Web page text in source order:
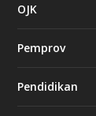
OJK
Pemprov
Pendidikan